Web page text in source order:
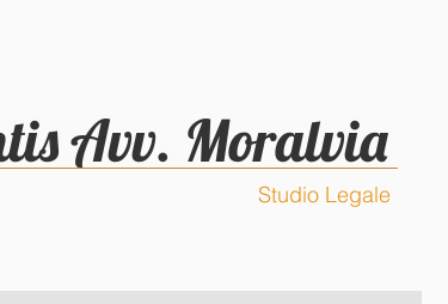
Avv. Moralvia
Studio Legale